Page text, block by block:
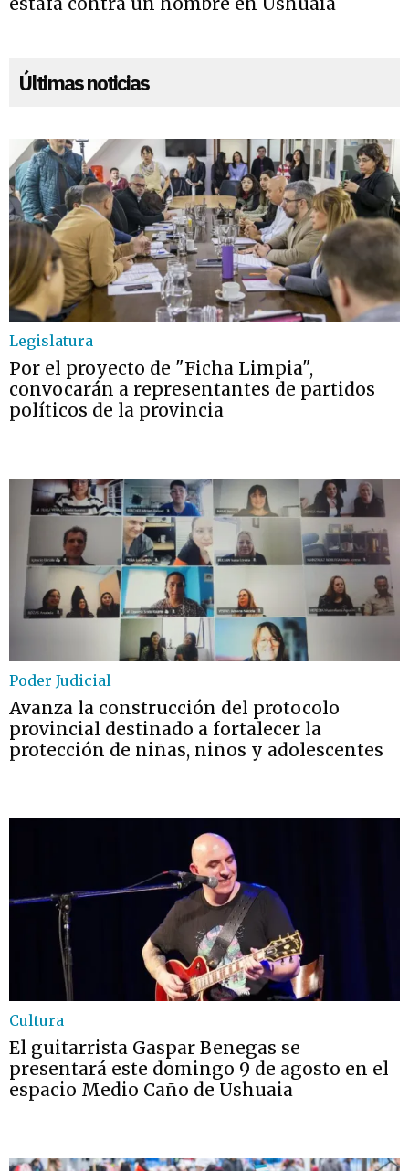
Últimas noticias
Legislatura
Por el proyecto de "Ficha Limpia",
convocarán a representantes de partidos
políticos de la provincia
Poder Judicial
Avanza la construcción del protocolo
provincial destinado a fortalecer la
protección de niñas, niños y adolescentes
Cultura
El guitarrista Gaspar Benegas se
presentará este domingo 9 de agosto en el
espacio Medio Caño de Ushuaia